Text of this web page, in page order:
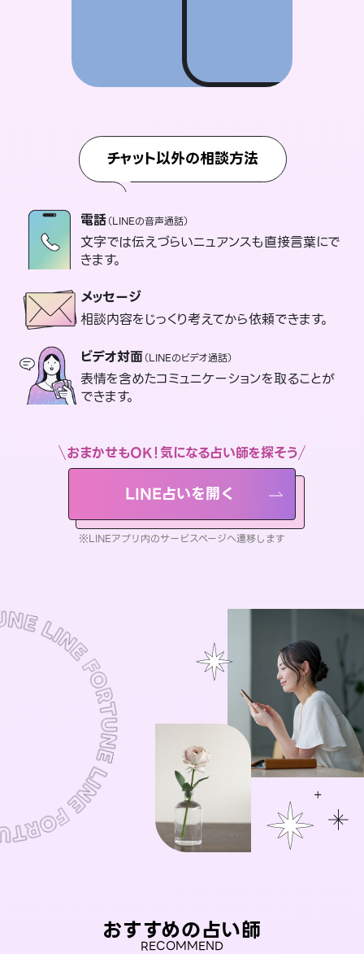
チャット以外の相談方法
電話（LINEの音声通話）
文字では伝えづらいニュアンスも直接言葉にで
きます。
メッセージ
相談内容をじっくり考えてから依頼できます。
ビデオ対面（LINEのビデオ通話）
表情を含めたコミュニケーションを取ることが
できます。
おまかせもOK！気になる占い師を探そう
LINE占いを開く
※LINEアプリ内のサービスページへ遷移します
おすすめの占い師
RECOMMEND